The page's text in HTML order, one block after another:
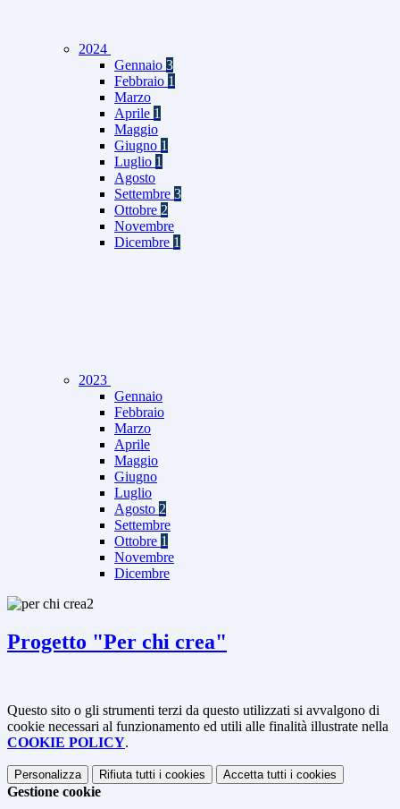
2024
Gennaio 3
Febbraio 1
Marzo
Aprile 1
Maggio
Giugno 1
Luglio 1
Agosto
Settembre 3
Ottobre 2
Novembre
Dicembre 1
2023
Gennaio
Febbraio
Marzo
Aprile
Maggio
Giugno
Luglio
Agosto 2
Settembre
Ottobre 1
Novembre
Dicembre
Progetto "Per chi crea"
Questo sito o gli strumenti terzi da questo utilizzati si avvalgono di
cookie necessari al funzionamento ed utili alle finalità illustrate nella
COOKIE POLICY.
Personalizza Rifiuta tutti i cookies Accetta tutti i cookies
Gestione cookie